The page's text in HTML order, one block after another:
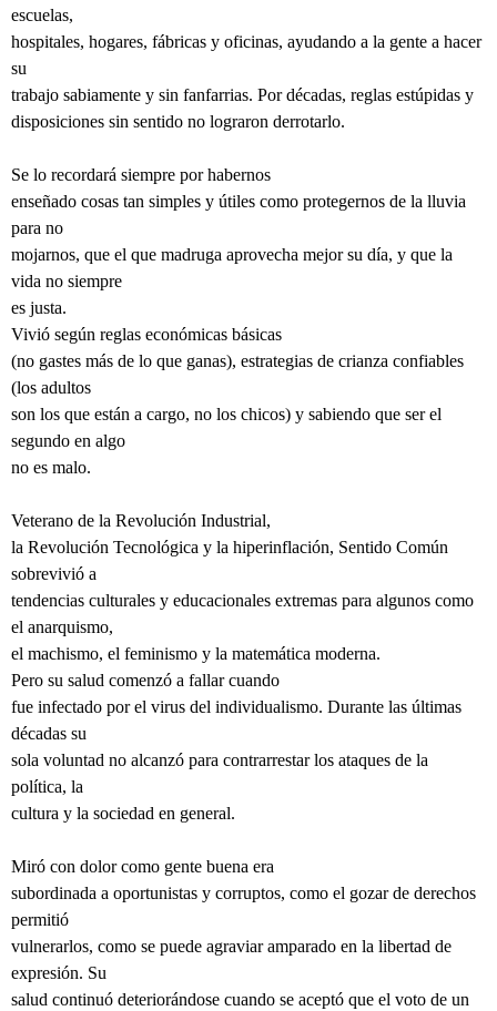
escuelas,
hospitales, hogares, fábricas y oficinas, ayudando a la gente a hacer
su
trabajo sabiamente y sin fanfarrias. Por décadas, reglas estúpidas y
disposiciones sin sentido no lograron derrotarlo.
Se lo recordará siempre por habernos
enseñado cosas tan simples y útiles como protegernos de la lluvia
para no
mojarnos, que el que madruga aprovecha mejor su día, y que la
vida no siempre
es justa.
Vivió según reglas económicas básicas
(no gastes más de lo que ganas), estrategias de crianza confiables
(los adultos
son los que están a cargo, no los chicos) y sabiendo que ser el
segundo en algo
no es malo.
Veterano de la Revolución Industrial,
la Revolución Tecnológica y la hiperinflación, Sentido Común
sobrevivió a
tendencias culturales y educacionales extremas para algunos como
el anarquismo,
el machismo, el feminismo y la matemática moderna.
Pero su salud comenzó a fallar cuando
fue infectado por el virus del individualismo. Durante las últimas
décadas su
sola voluntad no alcanzó para contrarrestar los ataques de la
política, la
cultura y la sociedad en general.
Miró con dolor como gente buena era
subordinada a oportunistas y corruptos, como el gozar de derechos
permitió
vulnerarlos, como se puede agraviar amparado en la libertad de
expresión. Su
salud continuó deteriorándose cuando se aceptó que el voto de un